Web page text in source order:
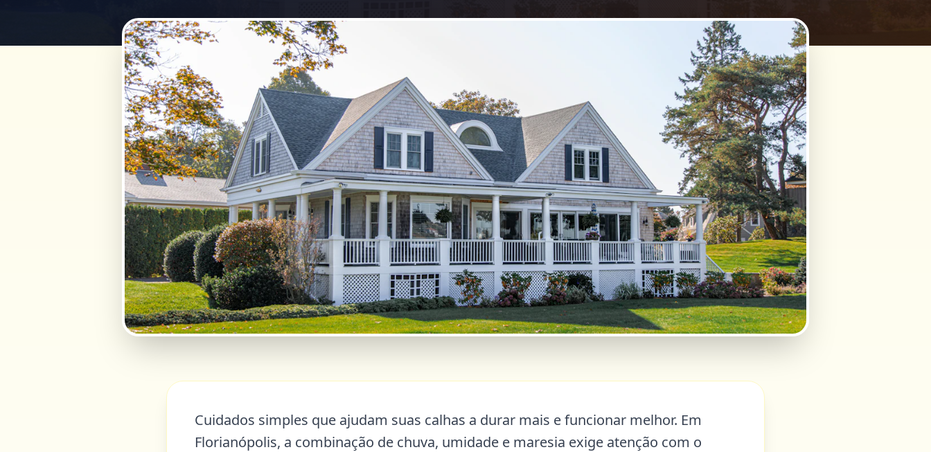
Cuidados simples que ajudam suas calhas a durar mais e funcionar melhor. Em
Florianópolis, a combinação de chuva, umidade e maresia exige atenção com o